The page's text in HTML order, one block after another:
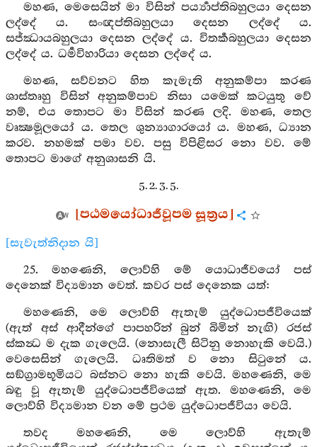
මහණ, මෙසෙයින් මා විසින් පර්‍ය්‍යාප්තිබහුලයා දෙසන
ලද්දේ ය. සංඥප්තිබහුලයා දෙසන ලද්දේ ය.
සජ්ඣායබහුලයා දෙසන ලද්දේ ය. විතර්‍කබහුලයා දෙසන
ලද්දේ ය. ධර්‍මවිහාරියා දෙසන ලද්දේ ය.
මහණ, සව්වනට හිත කැමැති අනුකම්පා කරණ
ශාස්තෘහු විසින් අනුකම්පාව නිසා යමෙක් කටයුතු වේ
නම්, එය තොපට මා විසින් කරණ ලදි. මහණ, තෙල
වෘක්‍ෂමූලයෝ ය. තෙල ශුන්‍යාගාරයෝ ය. මහණ, ධ්‍යාන
කරව. නහමක් පමා වව. පසු විපිළිසර නො වව. මේ
තොපට මාගේ අනුශාසනි යි.
5. 2. 3. 5.
[පඨමයෝධාජීවූපම සූත්‍රය]
[සැවැත්නිදාන යි]
25. මහණෙනි, ලොව්හි මේ යොධාජීවයෝ පස්
දෙනෙක් විද්‍යමාන වෙත්. කවර පස් දෙනෙක යත්:
මහණෙනි, මෙ ලොව්හි ඇතැම් යුද්ධොපජීවියෙක්
(ඇත් අස් ආදීන්ගේ පාපහරින් බුන් බිමින් නැඟි) රජස්
ස්කන්‍ධ ම දැක ගැලෙයි. (නොසැලී සිටිනු නොහැකි වෙයි.)
වෙසෙසින් ගැලෙයි. ධෘතිමත් ව නො සිටුනේ ය.
සඞ්ග්‍රාමභූමියට බස්නට නො හැකි වෙයි. මහණෙනි, මෙ
බඳු වූ ඇතැම් යුද්ධොපජීවියෙක් ඇත. මහණෙනි, මෙ
ලොව්හි විද්‍යමාන වන මේ ප්‍රථම යුද්ධොපජීවියා වෙයි.
තවද මහණෙනි, මෙ ලොව්හි ඇතැම්